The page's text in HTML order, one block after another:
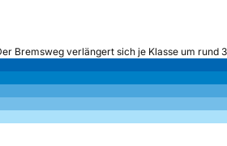
Bremsweg verlängert sich je Klasse um rund